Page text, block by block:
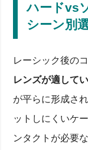
ハードvs
シーン別
レーシック後の
レンズが適して
が平らに形成さ
ットしにくいケ
ンタクトが必要